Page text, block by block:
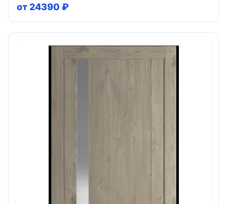
от 24390 ₽